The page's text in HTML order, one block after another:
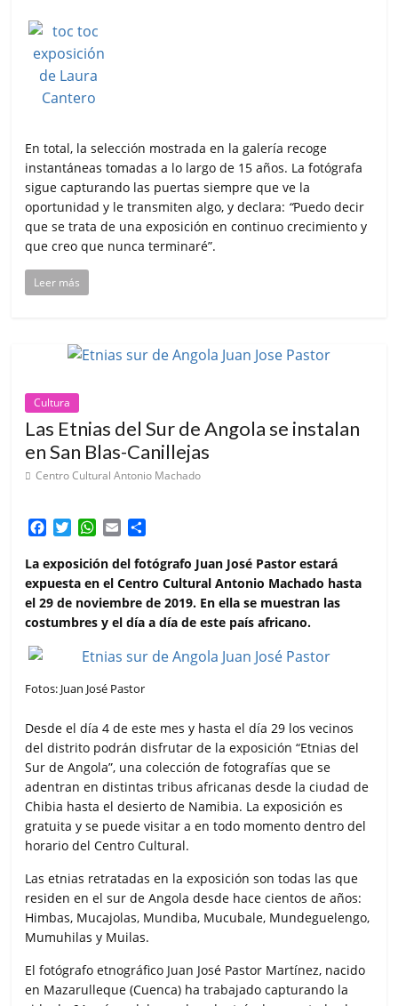
En total, la selección mostrada en la galería recoge
instantáneas tomadas a lo largo de 15 años. La fotógrafa
sigue capturando las puertas siempre que ve la
oportunidad y le transmiten algo, y declara: “Puedo decir
que se trata de una exposición en continuo crecimiento y
que creo que nunca terminaré”.
Leer más
Cultura
Las Etnias del Sur de Angola se instalan
en San Blas-Canillejas
Centro Cultural Antonio Machado
c
e
b
o
i
t
t
e
W
a
t
s
A
p
p
a
i
l
m
p
a
r
i
La exposición del fotógrafo Juan José Pastor estará
expuesta en el Centro Cultural Antonio Machado hasta
el 29 de noviembre de 2019. En ella se muestran las
costumbres y el día a día de este país africano.
Fotos: Juan José Pastor
Desde el día 4 de este mes y hasta el día 29 los vecinos
del distrito podrán disfrutar de la exposición “Etnias del
Sur de Angola”, una colección de fotografías que se
adentran en distintas tribus africanas desde la ciudad de
Chibia hasta el desierto de Namibia. La exposición es
gratuita y se puede visitar a en todo momento dentro del
horario del Centro Cultural.
Las etnias retratadas en la exposición son todas las que
residen en el sur de Angola desde hace cientos de años:
Himbas, Mucajolas, Mundiba, Mucubale, Mundeguelengo,
Mumuhilas y Muilas.
El fotógrafo etnográfico Juan José Pastor Martínez, nacido
en Mazarulleque (Cuenca) ha trabajado capturando la